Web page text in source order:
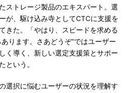
ストレージ製品のエキスパート。選
が、駆け込み寺としてCTCに支援を
きた。「やはり、スピードを求める
ります。さあどうぞ”ではユーザー
く導く、新しい選定支援策とサポー
という。
選択に悩むユーザーの状況を理解す